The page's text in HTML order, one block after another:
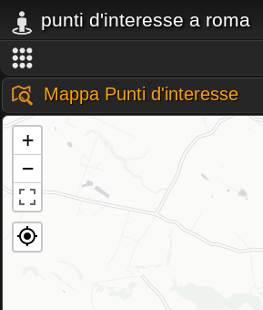
punti d'interesse a roma
Mappa Punti d'interesse
+
−